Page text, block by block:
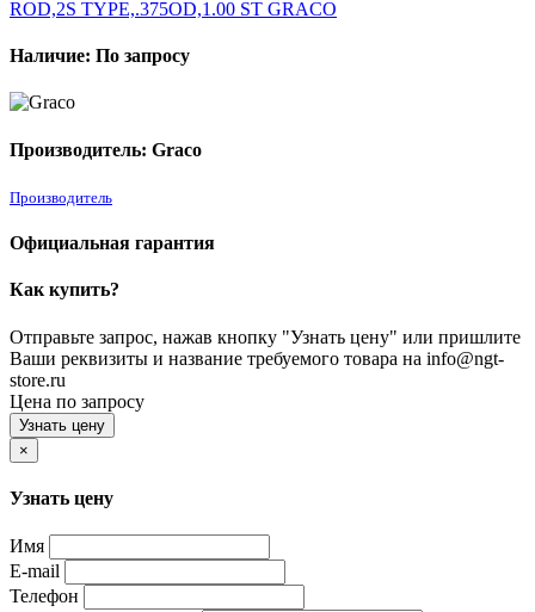
Наличие: По запросу
Производитель: Graco
Производитель
Официальная гарантия
Как купить?
Отправьте запрос, нажав кнопку "Узнать цену" или пришлите
Ваши реквизиты и название требуемого товара на info@ngt-
store.ru
Цена по запросу
Узнать цену
×
Узнать цену
Имя
E-mail
Телефон